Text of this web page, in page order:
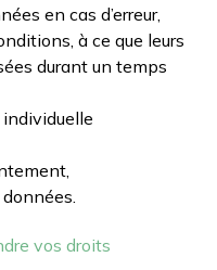
en cas d’erreur,
à ce que leurs
durant un temps
individuelle
vos droits